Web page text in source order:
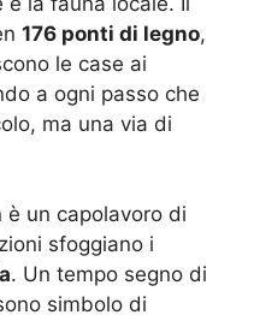
176 ponti di legno,
le case ai
a ogni passo che
ma una via di
è un capolavoro di
sfoggiano i
. Un tempo segno di
simbolo di